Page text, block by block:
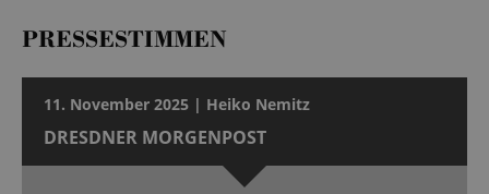
PRESSESTIMMEN
11. November 2025 | Heiko Nemitz
DRESDNER MORGENPOST